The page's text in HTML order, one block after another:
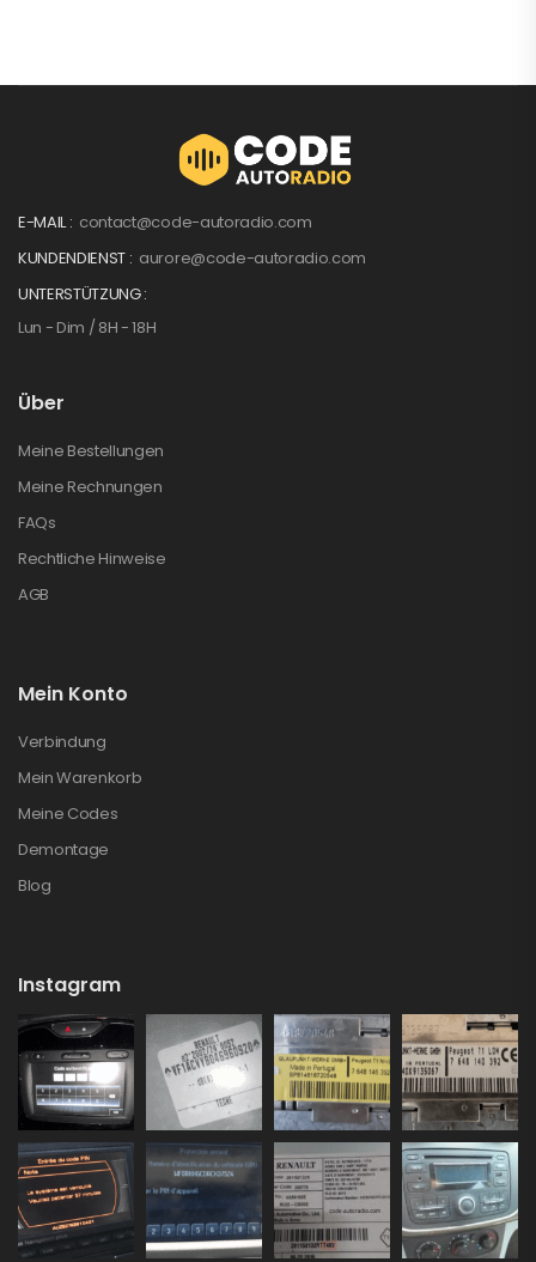
E-MAIL : contact@code-autoradio.com
KUNDENDIENST : aurore@code-autoradio.com
UNTERSTÜTZUNG :
Lun - Dim / 8H - 18H
Über
Meine Bestellungen
Meine Rechnungen
FAQs
Rechtliche Hinweise
AGB
Mein Konto
Verbindung
Mein Warenkorb
Meine Codes
Demontage
Blog
Instagram